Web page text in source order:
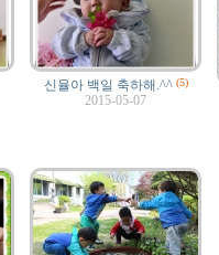
신율아 백일 축하해.^^ (5)
2015-05-07